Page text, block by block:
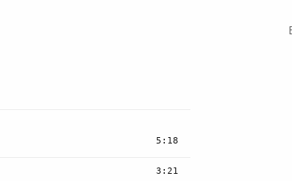
5:18
3:21